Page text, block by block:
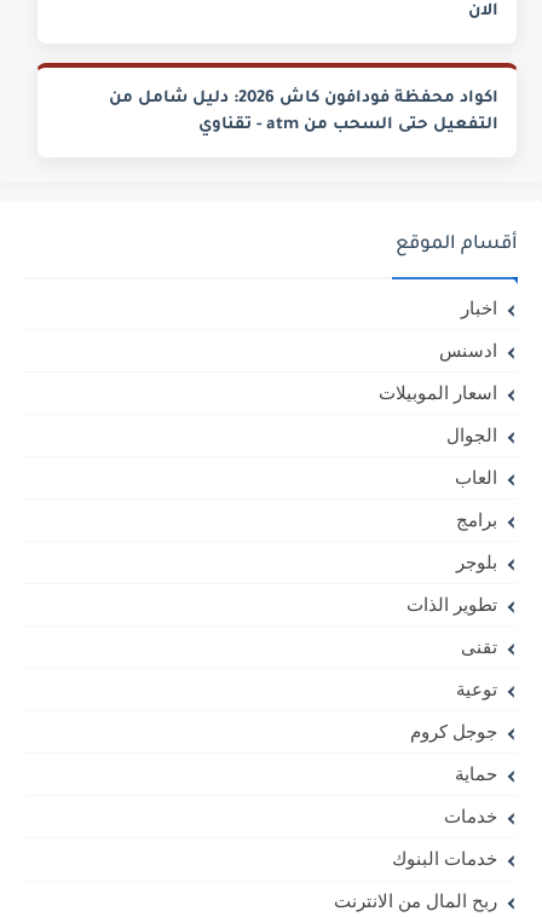
الان
اكواد محفظة فودافون كاش 2026: دليل شامل من
التفعيل حتى السحب من atm - تقناوي
أقسام الموقع
اخبار
ادسنس
اسعار الموبيلات
الجوال
العاب
برامج
بلوجر
تطوير الذات
تقنى
توعية
جوجل كروم
حماية
خدمات
خدمات البنوك
ربح المال من الانترنت